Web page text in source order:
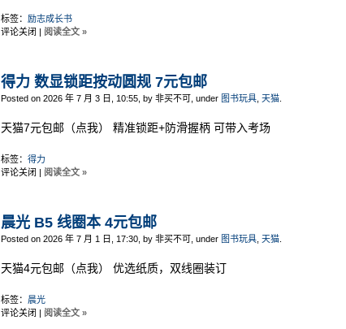
标签： 励志成长书
评论关闭 | 阅读全文 »
得力 数显锁距按动圆规 7元包邮
Posted on 2026 年 7 月 3 日, 10:55, by 非买不可, under 图书玩具 天猫
天猫7元包邮（点我） 精准锁距+防滑握柄 可带入考场
标签： 得力
评论关闭 | 阅读全文 »
晨光 B5 线圈本 4元包邮
Posted on 2026 年 7 月 1 日, 17:30, by 非买不可, under 图书玩具 天猫
天猫4元包邮（点我） 优选纸质，双线圈装订
标签： 晨光
评论关闭 | 阅读全文 »